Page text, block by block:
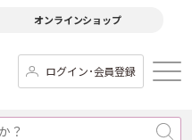
オンラインショップ
ログイン･会員登録